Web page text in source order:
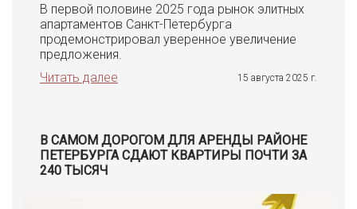
В первой половине 2025 года рынок элитных
апартаментов Санкт-Петербурга
продемонстрировал уверенное увеличение
предложения.
Читать далее
15 августа 2025 г.
В САМОМ ДОРОГОМ ДЛЯ АРЕНДЫ РАЙОНЕ
ПЕТЕРБУРГА СДАЮТ КВАРТИРЫ ПОЧТИ ЗА
240 ТЫСЯЧ